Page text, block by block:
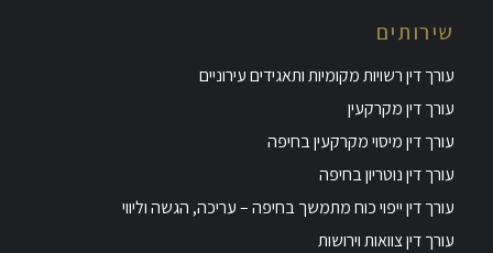
שירותים
עורך דין רשויות מקומיות ותאגידים עירוניים
עורך דין מקרקעין
עורך דין מיסוי מקרקעין בחיפה
עורך דין נוטריון בחיפה
עורך דין ייפוי כוח מתמשך בחיפה – עריכה, הגשה וליווי
עורך דין צוואות וירושות